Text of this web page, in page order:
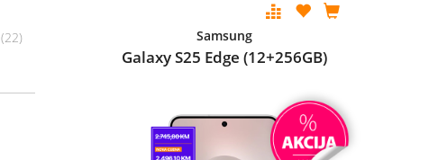
(22)
Samsung
Galaxy S25 Edge (12+256GB)